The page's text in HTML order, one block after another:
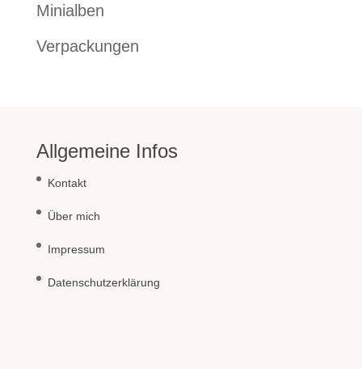
Minialben
Verpackungen
Allgemeine Infos
Kontakt
Über mich
Impressum
Datenschutzerklärung